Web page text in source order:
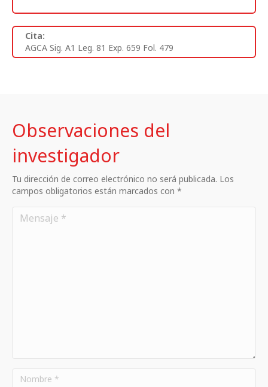
Cita:
AGCA Sig. A1 Leg. 81 Exp. 659 Fol. 479
Observaciones del
investigador
Tu dirección de correo electrónico no será publicada. Los
campos obligatorios están marcados con *